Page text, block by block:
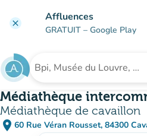
clear Affluences
GRATUIT – Google Play
Rechercher un
Médiathèque
Médiathèque de cavaillon
place 60 Rue Véran Rousset, 84300
(ouvrir dans
(nouvel